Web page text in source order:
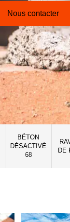
Nous contacter
BÉTON
DÉSACTIVÉ
68
DE